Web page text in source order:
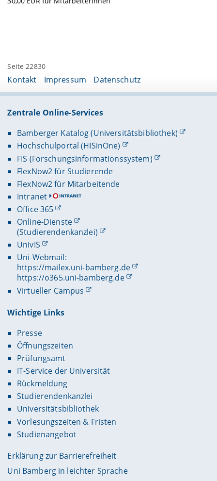
Seite 22830
Kontakt Impressum Datenschutz
Zentrale Online-Services
Bamberger Katalog (Universitätsbibliothek)
Hochschulportal (HISinOne)
FIS (Forschungsinformationssystem)
FlexNow2 für Studierende
FlexNow2 für Mitarbeitende
Intranet
Office 365
Online-Dienste
(Studierendenkanzlei)
UnivIS
Uni-Webmail:
https://mailex.uni-bamberg.de
https://o365.uni-bamberg.de
Virtueller Campus
Wichtige Links
Presse
Öffnungszeiten
Prüfungsamt
IT-Service der Universität
Rückmeldung
Studierendenkanzlei
Universitätsbibliothek
Vorlesungszeiten & Fristen
Studienangebot
Erklärung zur Barrierefreiheit
Uni Bamberg in leichter Sprache